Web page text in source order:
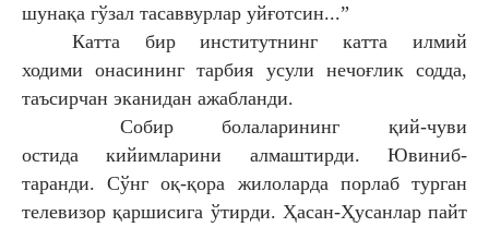
шунақа гўзал тасаввурлар уйғотсин...”
Катта бир институтнинг катта илмий
ходимионасининг тарбия усули нечоғлик содда,
таъсирчан эканидан ажабланди.
Собир болаларининг қий-чуви
остидакийимларини алмаштирди. Ювиниб-
таранди. Сўнгоқ-қора жилоларда порлаб турган
телевизорқаршисига ўтирди. Ҳасан-Ҳусанлар пайт